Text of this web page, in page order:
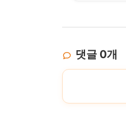
댓글 0개